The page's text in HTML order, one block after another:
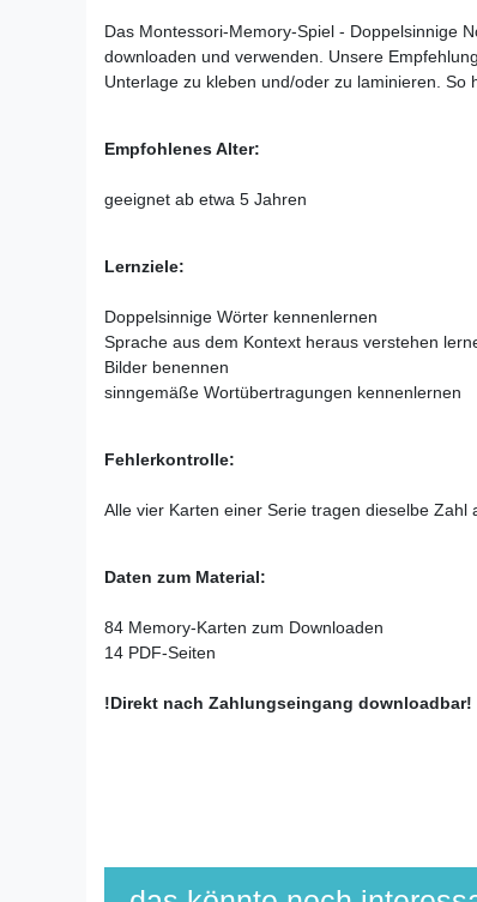
Das Montessori-Memory-Spiel - Doppelsinnige
downloaden und verwenden. Unsere
Unterlage zu kleben und/oder zu laminieren. So
Empfohlenes Alter:
geeignet ab etwa 5 Jahren
Lernziele:
Doppelsinnige Wörter kennenlernen
Sprache aus dem Kontext heraus verstehen
Bilder benennen
sinngemäße Wortübertragungen kennenlernen
Fehlerkontrolle:
Alle vier Karten einer Serie tragen dieselbe Zahl
Daten zum Material:
84 Memory-Karten zum Downloaden
14 PDF-Seiten
!Direkt nach Zahlungseingang downloadbar!